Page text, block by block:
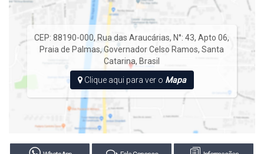
CEP: 88190-000, Rua das Araucárias, N°: 43,Apto 06,
Praia de Palmas,Governador Celso Ramos,Santa
Catarina, Brasil
Clique aqui para ver o Mapa